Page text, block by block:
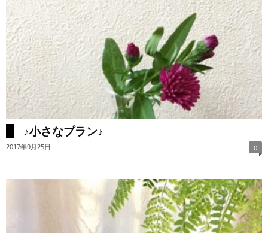
♪小さなプラン♪
2017年9月25日 0